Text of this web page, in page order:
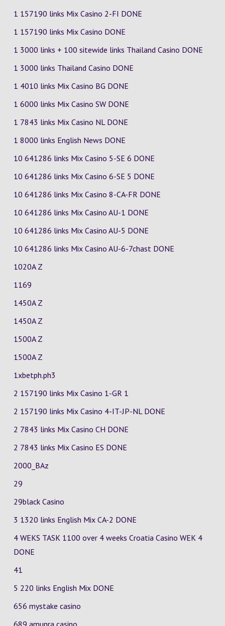
1 157190 links Mix Casino 2-FI DONE
1 157190 links Mix Casino DONE
1 3000 links + 100 sitewide links Thailand Casino DONE
1 3000 links Thailand Casino DONE
1 4010 links Mix Casino BG DONE
1 6000 links Mix Casino SW DONE
1 7843 links Mix Casino NL DONE
1 8000 links English News DONE
10 641286 links Mix Casino 5-SE 6 DONE
10 641286 links Mix Casino 6-SE 5 DONE
10 641286 links Mix Casino 8-CA-FR DONE
10 641286 links Mix Casino AU-1 DONE
10 641286 links Mix Casino AU-5 DONE
10 641286 links Mix Casino AU-6-7chast DONE
1020A Z
1169
1450A Z
1450A Z
1500A Z
1500A Z
1xbetph.ph3
2 157190 links Mix Casino 1-GR 1
2 157190 links Mix Casino 4-IT-JP-NL DONE
2 7843 links Mix Casino CH DONE
2 7843 links Mix Casino ES DONE
2000_BAz
29
29black Casino
3 1320 links English Mix CA-2 DONE
4 WEKS TASK 1100 over 4 weeks Croatia Casino WEK 4
DONE
41
5 220 links English Mix DONE
656 mystake casino
689 amunra casino